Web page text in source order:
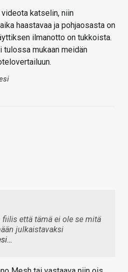
katselin, niin
haastavaa ja pohjaosasta on
ilmanotto on tukkoista.
tulossa mukaan meidän
että tämä ei ole se mitä
julkaistavaksi